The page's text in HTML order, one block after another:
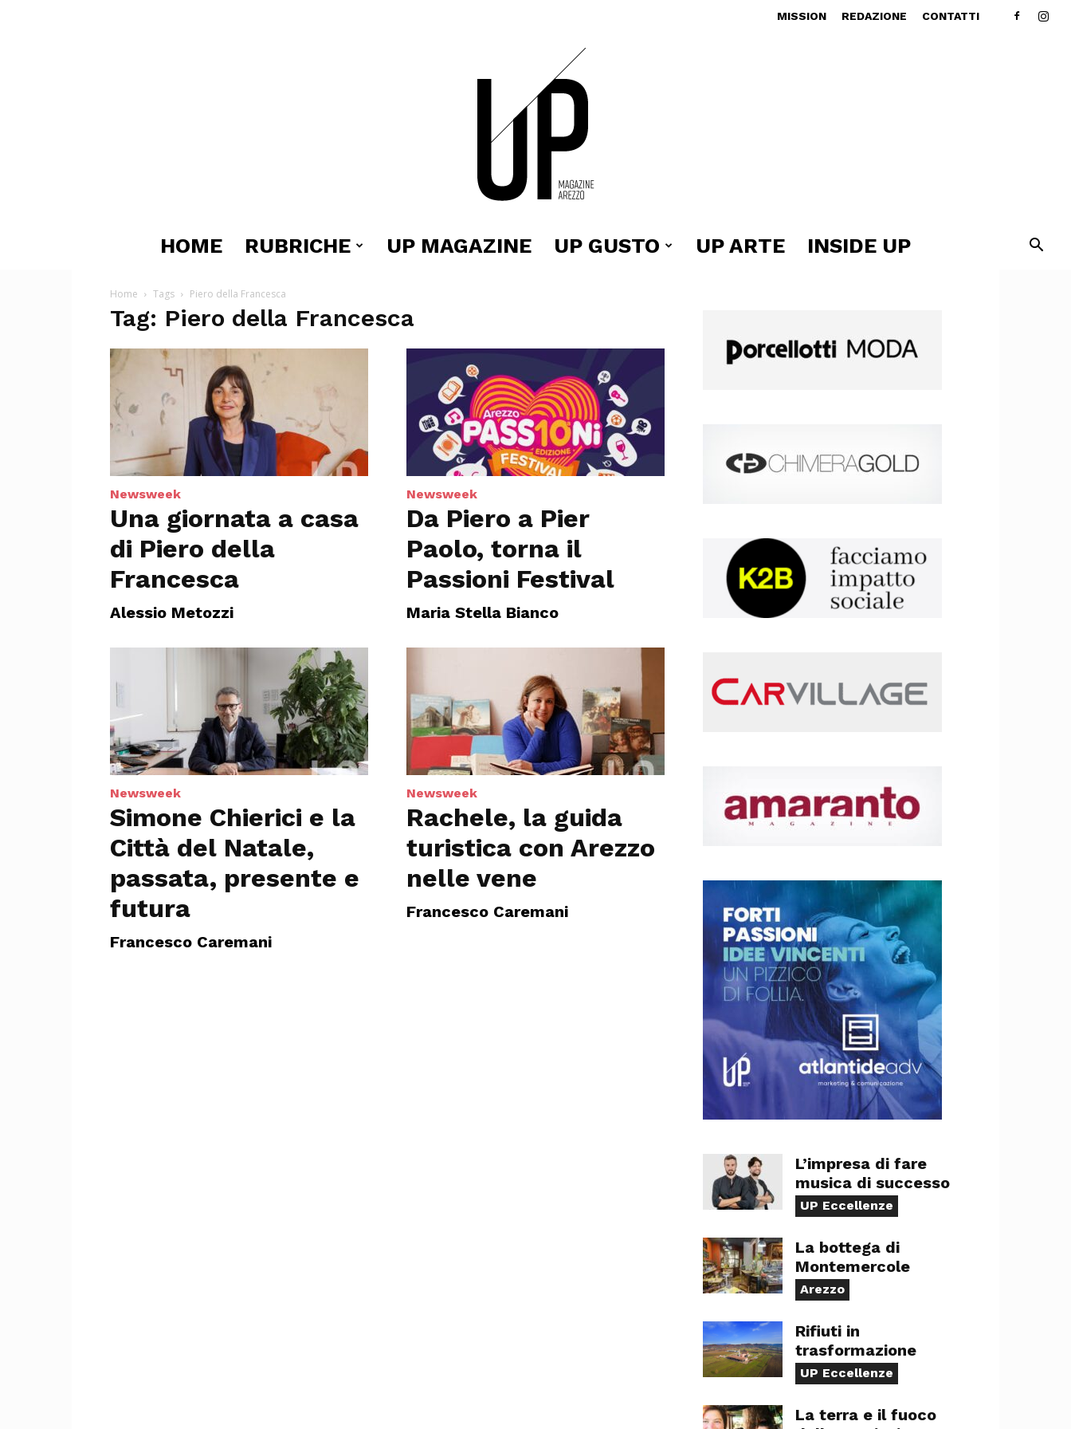
MISSION REDAZIONE CONTATTI
Magazine
HOME RUBRICHE UP MAGAZINE UP GUSTO UP ARTE INSIDE UP
Home Tags Piero della Francesca
Tag: Piero della Francesca
Newsweek
Una giornata a casa
di Piero della
Francesca
Alessio Metozzi
Newsweek
Da Piero a Pier
Paolo, torna il
Passioni Festival
Maria Stella Bianco
Newsweek
Simone Chierici e la
Città del Natale,
passata, presente e
futura
Francesco Caremani
Newsweek
Rachele, la guida
turistica con Arezzo
nelle vene
Francesco Caremani
L’impresa di fare
musica di successo
UP Eccellenze
La bottega di
Montemercole
Arezzo
Rifiuti in
trasformazione
UP Eccellenze
La terra e il fuoco